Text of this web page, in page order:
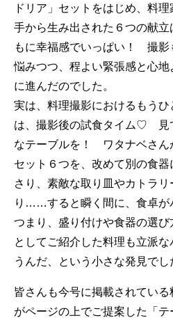
ドリア」セットをはじめ、料
手から生み出された６つの献
もに幸福感でいっぱい！ 撮影
悩みつつ、程よい緊張感と心
に進んだのでした。
実は、料理撮影におけるもうひ
は、撮影後の試食タイム♡ 見
なテーブルを！ ワタナベさん
セット６つを、改めて別の食
さり、素敵な取り皿やカトラリ
り……すると瞬く間に、食卓
つまり、盛り付けや食器の選び
としてご紹介した料理も立派
うんだ、という小さな発見でし
皆さんも今号に掲載されてい
がページの上でご提案した「